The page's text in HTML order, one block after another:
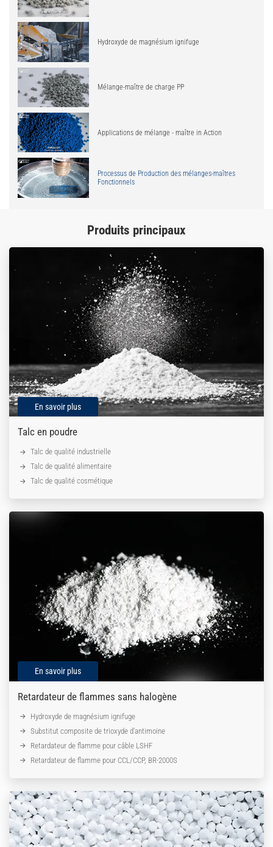
Hydroxyde de magnésium ignifuge
Mélange-maître de charge PP
Applications de mélange - maître in Action
Processus de Production des mélanges-maîtres
Fonctionnels
Produits principaux
En savoir plus
Talc en poudre
Talc de qualité industrielle
Talc de qualité alimentaire
Talc de qualité cosmétique
En savoir plus
Retardateur de flammes sans halogène
Hydroxyde de magnésium ignifuge
Substitut composite de trioxyde d'antimoine
Retardateur de flamme pour câble LSHF
Retardateur de flamme pour CCL/CCP, BR-2000S